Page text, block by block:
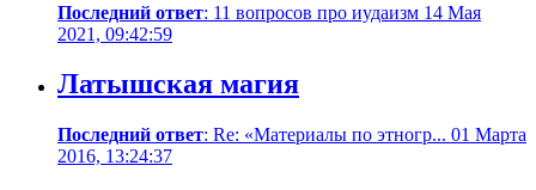
Последний ответ: 11 вопросов про иудаизм 14 Мая
2021, 09:42:59
Латышская магия
Последний ответ: Re: «Материалы по этногр... 01 Марта
2016, 13:24:37